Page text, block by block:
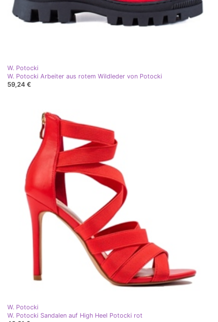
W. Potocki
W. Potocki Arbeiter aus rotem Wildleder von Potocki
59,24 €
W. Potocki
W. Potocki Sandalen auf High Heel Potocki rot